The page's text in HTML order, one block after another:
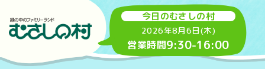
今日のむさしの村
2026年8月6日(木)
営業時間9:30-16:00